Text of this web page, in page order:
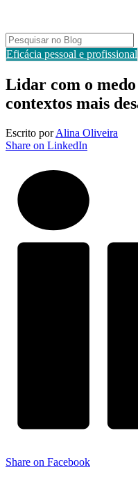
Eficácia pessoal e profissional
Lidar com o medo
contextos mais
Escrito porAlina Oliveira
Share on LinkedIn
Share on Facebook